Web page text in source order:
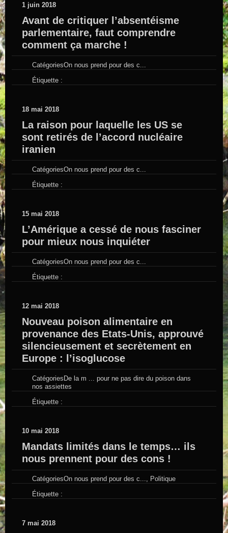
1 juin 2018
Avant de critiquer l’absentéisme
parlementaire, faut comprendre
comment ça marche !
CatégoriesOn nous prend pour des c...
Étiquette :
18 mai 2018
La raison pour laquelle les US se
sont retirés de l’accord nucléaire
iranien
CatégoriesOn nous prend pour des c...
Étiquette :
15 mai 2018
L’Amérique a cessé de nous fasciner
pour mieux nous inquiéter
CatégoriesOn nous prend pour des c...
Étiquette :
12 mai 2018
Nouveau poison alimentaire en
provenance des Etats-Unis, approuvé
silencieusement et secrètement en
Europe : l’isoglucose
Catégories De la m ... pour ne pas dire du poison dans
nos assiettes
Étiquette :
10 mai 2018
Mandats limités dans le temps… ils
nous prennent pour des cons !
CatégoriesOn nous prend pour des c..., Politique
Étiquette :
7 mai 2018